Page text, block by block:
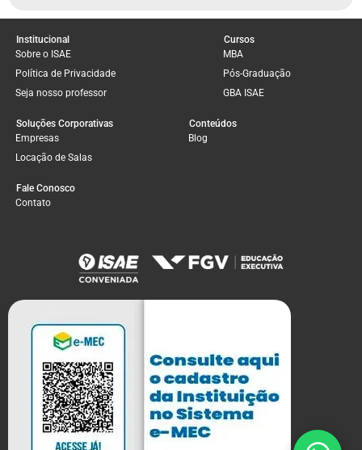
Institucional
Sobre o ISAE
Política de Privacidade
Seja nosso professor
Cursos
MBA
Pós-Graduação
GBA ISAE
Soluções Corporativas
Empresas
Locação de Salas
Conteúdos
Blog
Fale Conosco
Contato